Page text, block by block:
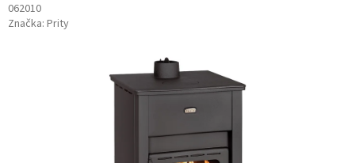
062010
Značka: Prity